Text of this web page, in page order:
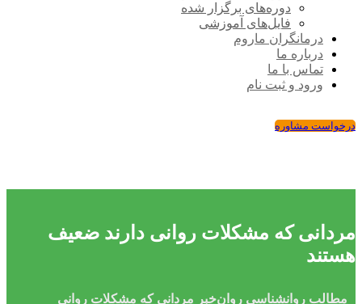
دوره‌های برگزار شده
فایل‌های آموزشی
درمانگران ماروم
درباره ما
تماس با ما
ورود و ثبت نام
درخواست مشاوره
مردانی که مشکلات روانی دارند ضعیف
هستند
مطالب روانشناسی روان‌خبر مردانی که مشکلات روانی